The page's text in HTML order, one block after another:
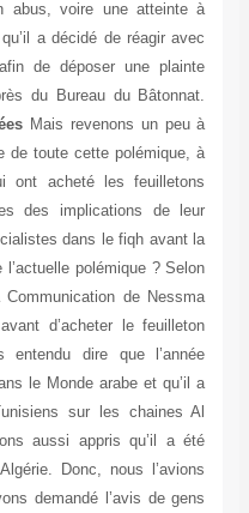
abus, voire une atteinte à
a décidé de réagir avec
de déposer une plainte
du Bureau du Bâtonnat.
Mais revenons un peu à
de toute cette polémique, à
ont acheté les feuilletons
des implications de leur
dans le fiqh avant la
polémique ? Selon
de Nessma
d’acheter le feuilleton
entendu dire que l’année
le Monde arabe et qu’il a
sur les chaines Al
aussi appris qu’il a été
Donc, nous l’avions
demandé l’avis de gens